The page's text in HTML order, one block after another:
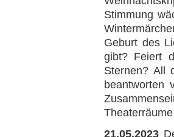
Stimmung
Geburt des
gibt? Feiert
Sternen? All
beantworten
21.05.2023